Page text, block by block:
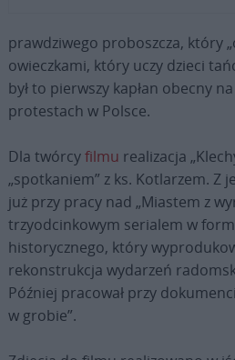
prawdziwego proboszcza, który
owieczkami, który uczy dzieci
był to pierwszy kapłan obecny
protestach w Polsce.
Dla twórcyfilmu realizacja
„spotkaniem” z ks. Kotlarzem. Z
już przy pracy nad „Miastem z
trzyodcinkowym serialem w
historycznego, który
rekonstrukcja wydarzeń
Później pracował przy
w grobie”.